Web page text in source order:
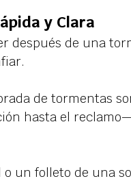
y Clara
después de una
de tormentas
hasta el
un folleto de una